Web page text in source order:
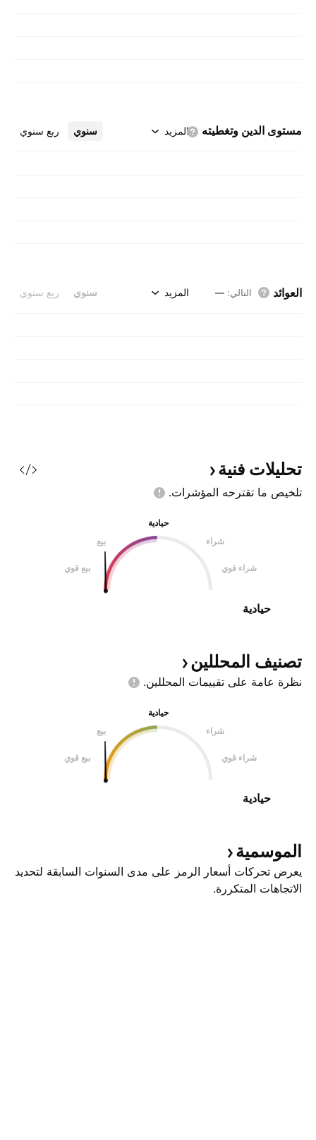
مستوى الدين وتغطيته سنوي ربع سنوي المزيد
العوائد التالي:
— سنوي ربع سنوي المزيد
تحليلات فنية
تلخيص ما تقترحه المؤشرات.
حيادية
بيع
شراء
بيع قوي شراء قوي
حيادية
تصنيف المحللين
نظرة عامة على تقييمات المحللين.
حيادية
بيع
شراء
بيع قوي شراء قوي
حيادية
الموسمية
يعرض تحركات أسعار الرمز على مدى السنوات السابقة لتحديد
الاتجاهات المتكررة.